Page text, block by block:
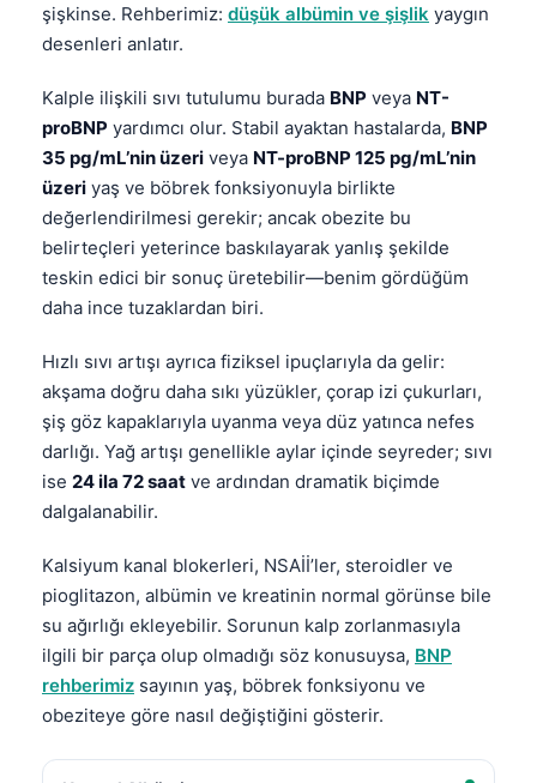
şişkinse. Rehberimiz: düşük albümin ve şişlik yaygın
desenleri anlatır.
Kalple ilişkili sıvı tutulumu burada BNP veya NT-
proBNP yardımcı olur. Stabil ayaktan hastalarda, BNP
35 pg/mL’nin üzeri veya NT-proBNP 125 pg/mL’nin
üzeri yaş ve böbrek fonksiyonuyla birlikte
değerlendirilmesi gerekir; ancak obezite bu
belirteçleri yeterince baskılayarak yanlış şekilde
teskin edici bir sonuç üretebilir—benim gördüğüm
daha ince tuzaklardan biri.
Hızlı sıvı artışı ayrıca fiziksel ipuçlarıyla da gelir:
akşama doğru daha sıkı yüzükler, çorap izi çukurları,
şiş göz kapaklarıyla uyanma veya düz yatınca nefes
darlığı. Yağ artışı genellikle aylar içinde seyreder; sıvı
ise 24 ila 72 saat ve ardından dramatik biçimde
dalgalanabilir.
Kalsiyum kanal blokerleri, NSAİİ’ler, steroidler ve
pioglitazon, albümin ve kreatinin normal görünse bile
su ağırlığı ekleyebilir. Sorunun kalp zorlanmasıyla
ilgili bir parça olup olmadığı söz konusuysa, BNP
rehberimiz sayının yaş, böbrek fonksiyonu ve
obeziteye göre nasıl değiştiğini gösterir.